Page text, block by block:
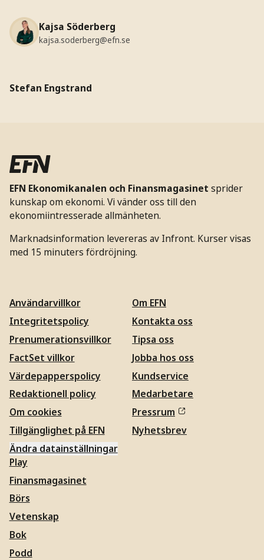
Kajsa Söderberg
kajsa.soderberg@efn.se
Stefan Engstrand
EFN Ekonomikanalen och Finansmagasinet sprider
kunskap om ekonomi. Vi vänder oss till den
ekonomiintresserade allmänheten.
Marknadsinformation levereras av Infront. Kurser visas
med 15 minuters fördröjning.
Användarvillkor
Integritetspolicy
Prenumerationsvillkor
FactSet villkor
Värdepapperspolicy
Redaktionell policy
Om cookies
Tillgänglighet på EFN
Ändra datainställningar
Om EFN
Kontakta oss
Tipsa oss
Jobba hos oss
Kundservice
Medarbetare
Pressrum
Nyhetsbrev
Play
Finansmagasinet
Börs
Vetenskap
Bok
Podd